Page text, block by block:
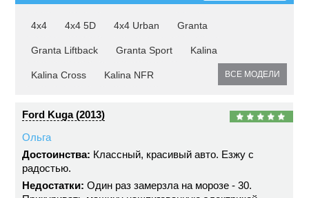
4x4 4x4 5D 4x4 Urban Granta
Granta Liftback Granta Sport Kalina
Kalina Cross Kalina NFR ВСЕ МОДЕЛИ
Ford Kuga (2013)
Ольга
Достоинства: Классный, красивый авто. Езжу с
радостью.
Недостатки: Один раз замерзла на морозе - 30.